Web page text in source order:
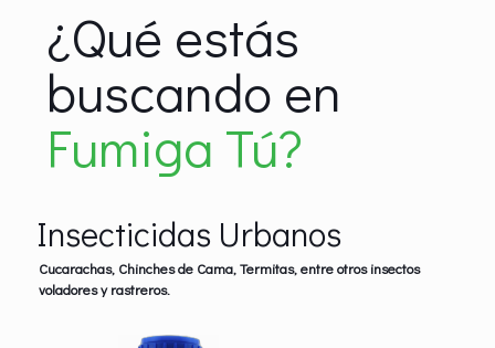
¿Qué estás
buscando en
Fumiga Tú?
Insecticidas Urbanos
Cucarachas, Chinches de Cama, Termitas, entre otros insectos
voladores y rastreros.